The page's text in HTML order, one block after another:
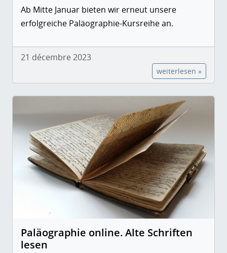
Ab Mitte Januar bieten wir erneut unsere
erfolgreiche Paläographie-Kursreihe an.
21 décembre 2023
weiterlesen »
Paläographie online. Alte Schriften
lesen